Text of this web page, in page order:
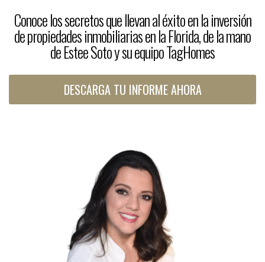
Conoce los secretos que llevan al éxito en la inversión
de propiedades inmobiliarias en la Florida, de la mano
de Estee Soto y su equipo TagHomes
DESCARGA TU INFORME AHORA